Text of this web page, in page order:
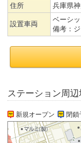
住所 兵庫県
設置車両
ベーシ
備考：
ステーション周辺
新規オープン 閉鎖